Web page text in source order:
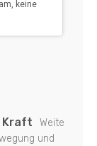
Kraft
Weite
und